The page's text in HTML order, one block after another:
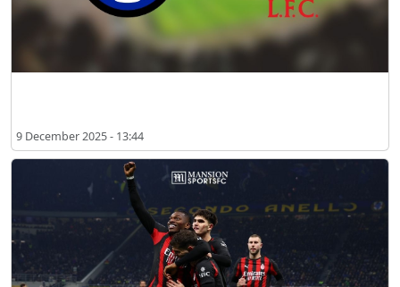
9 December 2025 - 13:44